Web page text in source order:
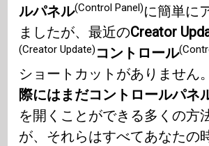
ルパネル(Control Panel)に簡単に
ましたが、最近のCreator
(Creator Update) コントロール
ショートカットがありません。
際にはまだコントロールパネ
を開くことができる多くの方
が、それらはすべてあなたの